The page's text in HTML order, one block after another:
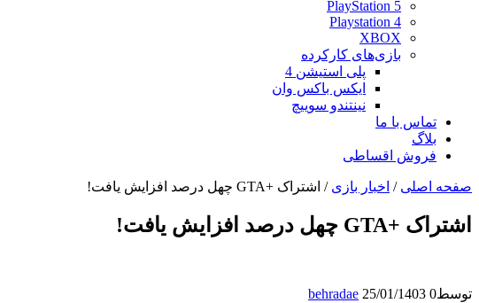
PlayStation 5
Playstation 4
XBOX
بازی‌های کارکرده
پلی استیشن 4
ایکس باکس وان
نینتندو سوییچ
تماس با ما
بلاگ
فروش اقساطی
صفحه اصلی / اخبار بازی / اشتراک +GTA چهل درصد افزایش یافت!
اشتراک +GTA چهل درصد افزایش یافت!
توسط behradae 25/01/1403 0